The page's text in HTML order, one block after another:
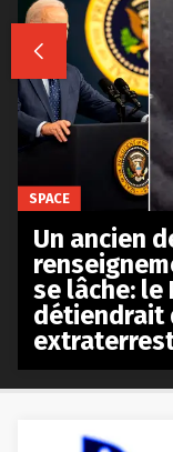

SPACE
Un ancien
se lâche: le
détiendrait